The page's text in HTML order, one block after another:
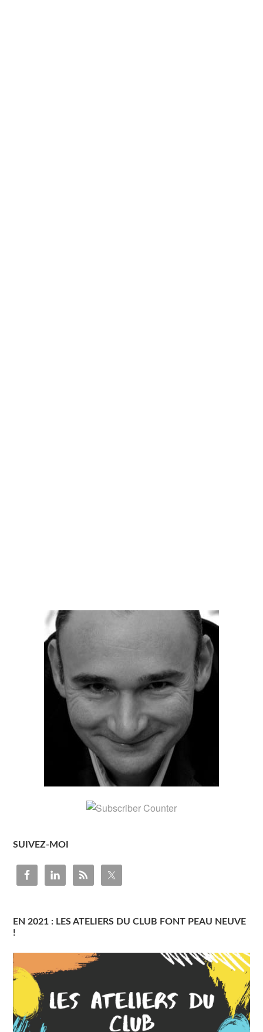
SUIVEZ-MOI
EN 2021 : LES ATELIERS DU CLUB FONT PEAU NEUVE
!